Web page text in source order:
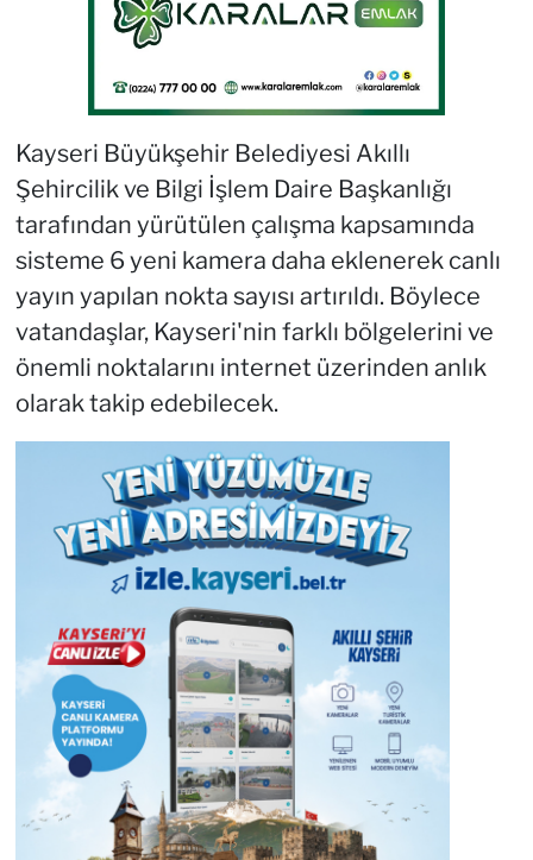
Kayseri Büyükşehir Belediyesi Akıllı
Şehircilik ve Bilgi İşlem Daire Başkanlığı
tarafından yürütülen çalışma kapsamında
sisteme 6 yeni kamera daha eklenerek canlı
yayın yapılan nokta sayısı artırıldı. Böylece
vatandaşlar, Kayseri'nin farklı bölgelerini ve
önemli noktalarını internet üzerinden anlık
olarak takip edebilecek.